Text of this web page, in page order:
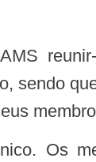
sendo